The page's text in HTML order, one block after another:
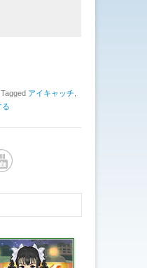
Tagged アイキャッチ
る